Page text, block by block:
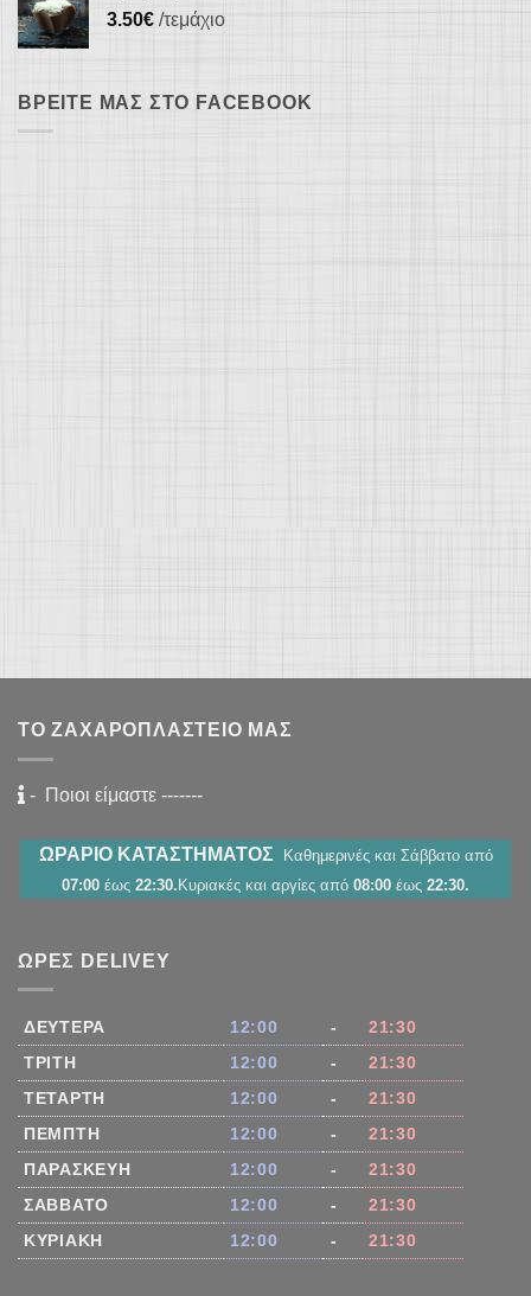
3.50€ /τεμάχιο
ΒΡΕΊΤΕ ΜΑΣ ΣΤΟ FACEBOOK
ΤΟ ΖΑΧΑΡΟΠΛΑΣΤΕΊΟ ΜΑΣ
- Ποιοι είμαστε -------
ΩΡΑΡΙΟ ΚΑΤΑΣΤΗΜΑΤΟΣ
Καθημερινές και Σάββατο από
07:00 έως 22:30.Κυριακές και αργίες από 08:00 έως 22:30.
ΏΡΕΣ DELIVEY
ΔΕΥΤΈΡΑ 12:00 -
21:30
ΤΡΊΤΗ
12:00 -
21:30
ΤΕΤΆΡΤΗ
12:00 -
21:30
ΠΈΜΠΤΗ
12:00 -
21:30
ΠΑΡΑΣΚΕΥΉ
12:00 -
21:30
ΣΆΒΒΑΤΟ
12:00 -
21:30
ΚΥΡΙΑΚΉ
12:00 - 21:30